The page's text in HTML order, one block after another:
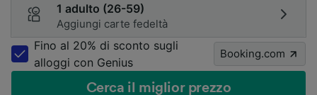
1 adulto (26-59)
Aggiungi carte fedeltà
Fino al 20% di sconto sugli
alloggi con Genius
Booking.com
Cerca il miglior prezzo